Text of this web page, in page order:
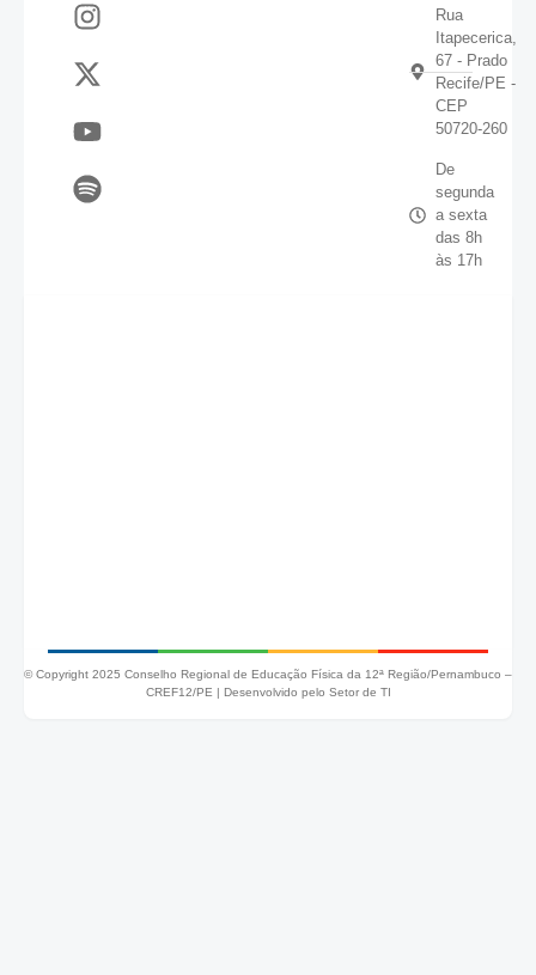
Rua
Itapecerica,
67 - Prado
Recife/PE -
CEP
50720-260
De
segunda
a sexta
das 8h
às 17h
© Copyright 2025 Conselho Regional de Educação Física da 12ª Região/Pernambuco –
CREF12/PE | Desenvolvido pelo Setor de TI